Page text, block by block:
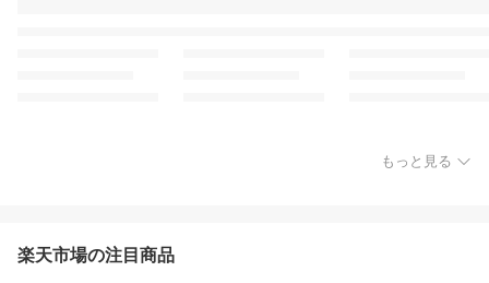
もっと見る
楽天市場の注目商品